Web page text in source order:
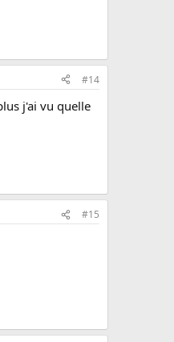
#14
j'ai vu quelle
#15